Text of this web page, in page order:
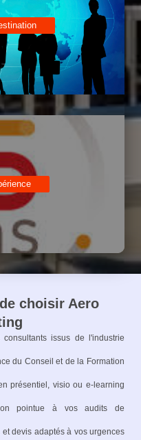
choisir Aero
consultants issus de l'industrie
du Conseil et de la Formation
présentiel, visio ou e-learning
pointue à vos audits de
et devis adaptés à vos urgences